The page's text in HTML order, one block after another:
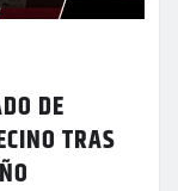
DE
TRAS